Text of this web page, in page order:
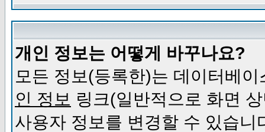
개인 정보는 어떻게 바꾸나요?
모든 정보(등록한)는 데이터베
인 정보 링크(일반적으로 화면
사용자 정보를 변경할 수 있습니